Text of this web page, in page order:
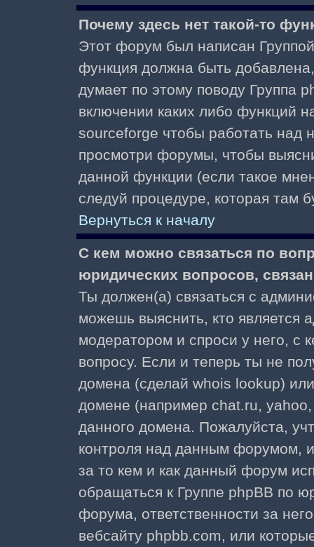
Почему здесь нет такой-то
Этот форум был написан
функция должна быть
думает по этому поводу Группа
включении каких либо функций
sourceforge чтобы работать над
просмотри форумы, чтобы
данной функции (если такое
следуй процедуре, которая там
Вернуться к началу
С кем можно связаться по
юридических вопросов,
Ты должен(а) связаться с
можешь выяснить, кто является
модератором и спроси у него, с
вопросу. Если и теперь ты не
домена (сделай whois lookup)
домене (например chat.ru,
данного домена. Пожалуйста,
контроля над данным форумом,
за то кем и как данный форум
обращаться к Группе phpBB по
форума, ответственности за
вебсайту phpbb.com, или